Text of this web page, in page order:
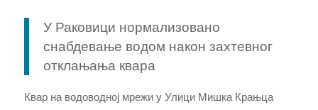
У Раковици нормализовано
снабдевање водом након захтевног
отклањања квара
Квар на водоводној мрежи у Улици Мишка Крањца